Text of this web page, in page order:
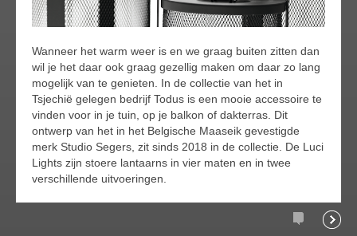
Wanneer het warm weer is en we graag buiten zitten dan
wil je het daar ook graag gezellig maken om daar zo lang
mogelijk van te genieten. In de collectie van het in
Tsjechië gelegen bedrijf Todus is een mooie accessoire te
vinden voor in je tuin, op je balkon of dakterras. Dit
ontwerp van het in het Belgische Maaseik gevestigde
merk Studio Segers, zit sinds 2018 in de collectie. De Luci
Lights zijn stoere lantaarns in vier maten en in twee
verschillende uitvoeringen.